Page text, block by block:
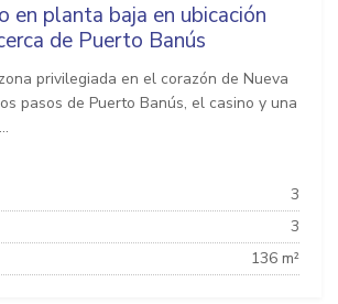
en planta baja en ubicación
de Puerto Banús
privilegiada en el corazón de Nueva
pasos de Puerto Banús, el casino y una
3
3
136 m²